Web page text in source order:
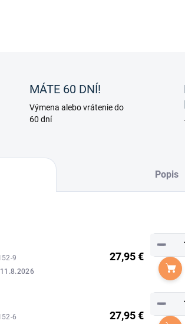
MÁTE 60 DNÍ!
Výmena alebo vrátenie do
60 dní
Popis
9
11.8.2026
27,95 €
−
6 27,95 €
−